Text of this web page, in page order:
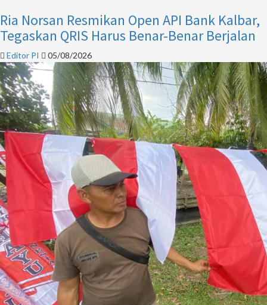
Ria Norsan Resmikan Open API Bank Kalbar,
Tegaskan QRIS Harus Benar-Benar Berjalan
Editor PI 05/08/2026